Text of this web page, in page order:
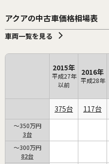
アクアの中古車価格相場表
車両一覧を見る
2015年
平成27年
以前
2016年
平成28年
375 117
～350万円
3
～300万円
82